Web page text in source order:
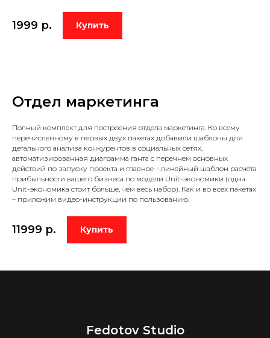
1999 р. Купить
Отдел маркетинга
Полный комплект для построения отдела маркетинга. Ко всему
перечисленному в первых двух пакетах добавили шаблоны для
детального анализа конкурентов в социальных сетях,
автоматизированная диаграмма ганта с перечнем основных
действий по запуску проекта и главное – линейный шаблон расчёта
прибыльности вашего бизнеса по модели Unit-экономики (одна
Unit-экономика стоит больше, чем весь набор). Как и во всех пакетах
– приложим видео-инструкции по пользованию.
11999 р. Купить
Fedotov Studio